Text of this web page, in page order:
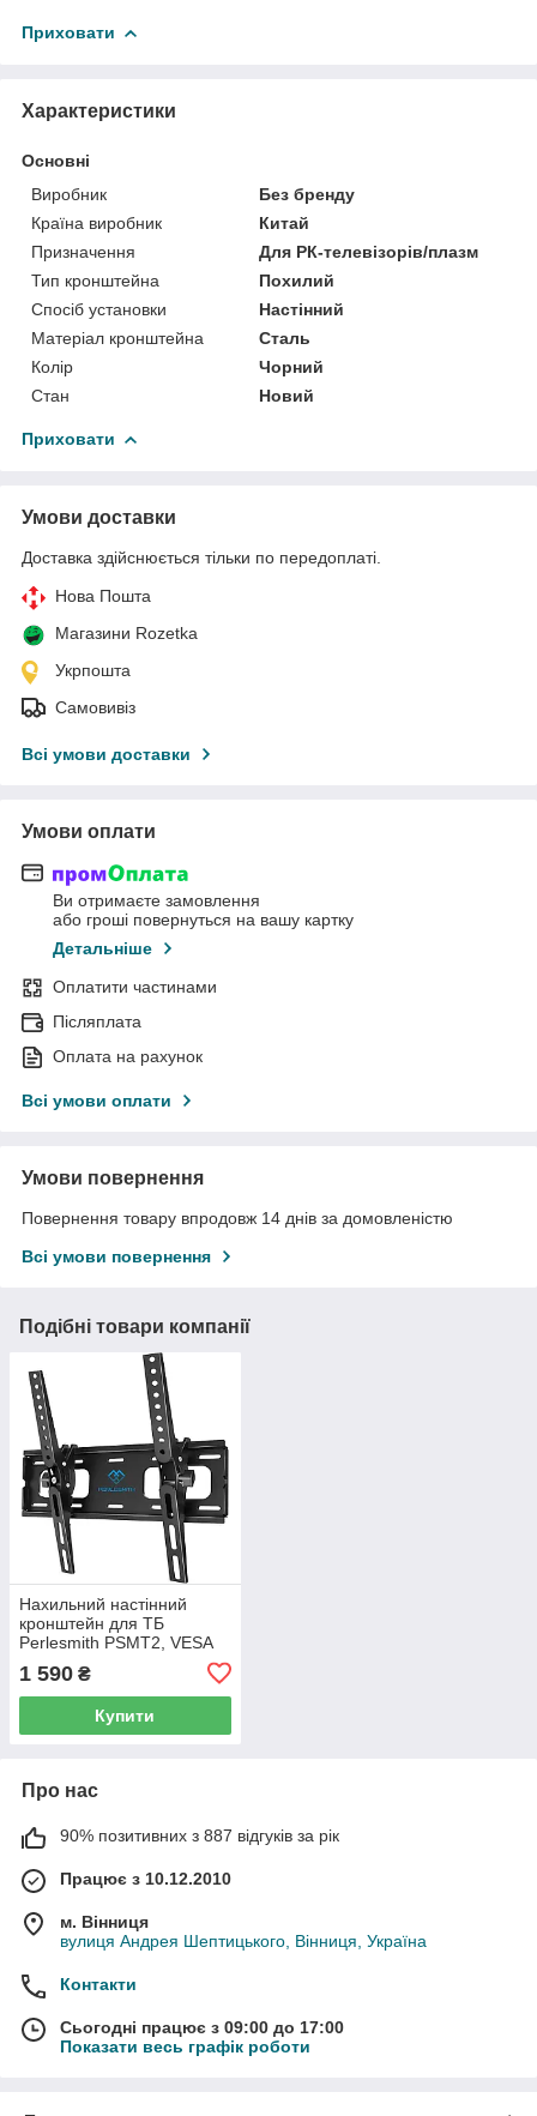
Приховати
Характеристики
Основні
Виробник
Без бренду
Країна виробник
Китай
Призначення
Для РК-телевізорів/плазм
Тип кронштейна
Похилий
Спосіб установки
Настінний
Матеріал кронштейна
Сталь
Колір
Чорний
Стан
Новий
Приховати
Умови доставки
Доставка здійснюється тільки по передоплаті.
Нова Пошта
Магазини Rozetka
Укрпошта
Самовивіз
Всі умови доставки
Умови оплати
Ви отримаєте замовлення
або гроші повернуться на вашу картку
Детальніше
Оплатити частинами
Післяплата
Оплата на рахунок
Всі умови оплати
Умови повернення
Повернення товару впродовж 14 днів за домовленістю
Всі умови повернення
Подібні товари компанії
Нахильний настінний
кронштейн для ТБ
Perlesmith PSMT2, VESA
1 590 ₴
Купити
Про нас
90% позитивних з 887 відгуків за рік
Працює з 10.12.2010
м. Вінниця
вулиця Андрея Шептицького, Вінниця, Україна
Контакти
Сьогодні працює з 09:00 до 17:00
Показати весь графік роботи